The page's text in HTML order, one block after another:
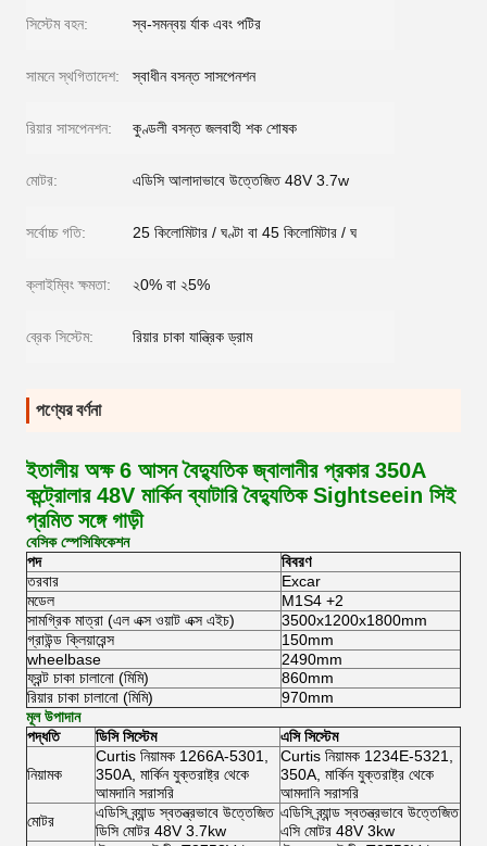
সিস্টেম বহন: স্ব-সমন্বয় র্যাক এবং পটির
সামনে স্থগিতাদেশ: স্বাধীন বসন্ত সাসপেনশন
রিয়ার সাসপেনশন: কুণ্ডলী বসন্ত জলবাহী শক শোষক
মোটর: এডিসি আলাদাভাবে উত্তেজিত 48V 3.7w
সর্বোচ্চ গতি: 25 কিলোমিটার / ঘণ্টা বা 45 কিলোমিটার / ঘ
ক্লাইম্বিং ক্ষমতা: ২0% বা ২5%
ব্রেক সিস্টেম: রিয়ার চাকা যান্ত্রিক ড্রাম
পণ্যের বর্ণনা
ইতালীয় অক্ষ 6 আসন বৈদ্যুতিক জ্বালানীর প্রকার 350A
কন্ট্রোলার 48V মার্কিন ব্যাটারি বৈদ্যুতিক Sightseein সিই
প্রমিত সঙ্গে গাড়ী
বেসিক স্পেসিফিকেশন
পদ
বিবরণ
তরবার
Excar
মডেল
M1S4 +2
সামগ্রিক মাত্রা (এল এক্স ওয়াট এক্স এইচ)
3500x1200x1800mm
গ্রাউন্ড ক্লিয়ারেন্স
150mm
wheelbase
2490mm
ফ্রন্ট চাকা চালানো (মিমি)
860mm
রিয়ার চাকা চালানো (মিমি)
970mm
মূল উপাদান
পদ্ধতি
ডিসি সিস্টেম এসি সিস্টেম
নিয়ামক
Curtis নিয়ামক 1266A-5301,
350A, মার্কিন যুক্তরাষ্ট্র থেকে
আমদানি সরাসরি
Curtis নিয়ামক 1234E-5321,
350A, মার্কিন যুক্তরাষ্ট্র থেকে
আমদানি সরাসরি
মোটর
এডিসি ব্র্যান্ড স্বতন্ত্রভাবে উত্তেজিত
ডিসি মোটর 48V 3.7kw
এডিসি ব্র্যান্ড স্বতন্ত্রভাবে উত্তেজিত
এসি মোটর 48V 3kw